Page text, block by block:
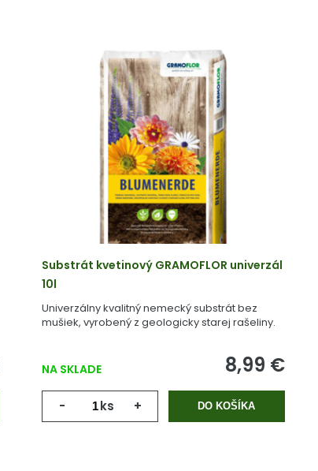
Substrát kvetinový GRAMOFLOR univerzál
10l
Univerzálny kvalitný nemecký substrát bez
mušiek, vyrobený z geologicky starej rašeliny.
NA SKLADE 8,99 €
- ks + DO KOŠÍKA